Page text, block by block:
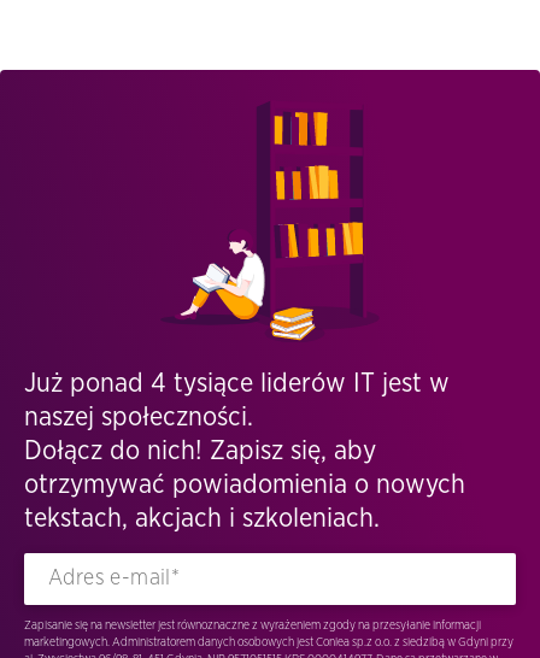
Już ponad 4 tysiące liderów IT jest w
naszej społeczności.
Dołącz do nich! Zapisz się, aby
otrzymywać powiadomienia o nowych
tekstach, akcjach i szkoleniach.
Zapisanie się na newsletter jest równoznaczne z wyrażeniem zgody na przesyłanie informacji
marketingowych. Administratorem danych osobowych jest Conlea sp.z o.o. z siedzibą w Gdyni przy